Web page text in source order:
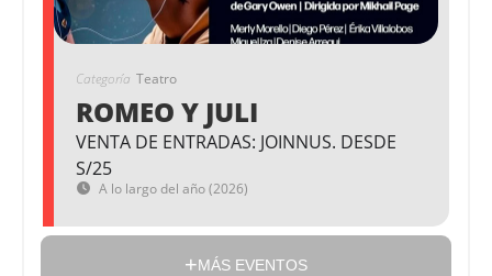
Categoría Teatro
ROMEO Y JULI
VENTA DE ENTRADAS: JOINNUS. DESDE
S/25
A lo largo del año (2026)
MÁS EVENTOS